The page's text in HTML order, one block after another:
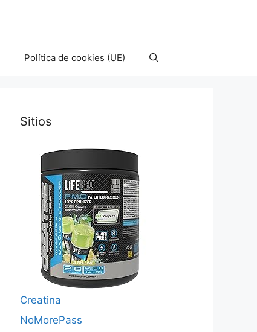
Política de cookies (UE)
Sitios
Creatina
NoMorePass